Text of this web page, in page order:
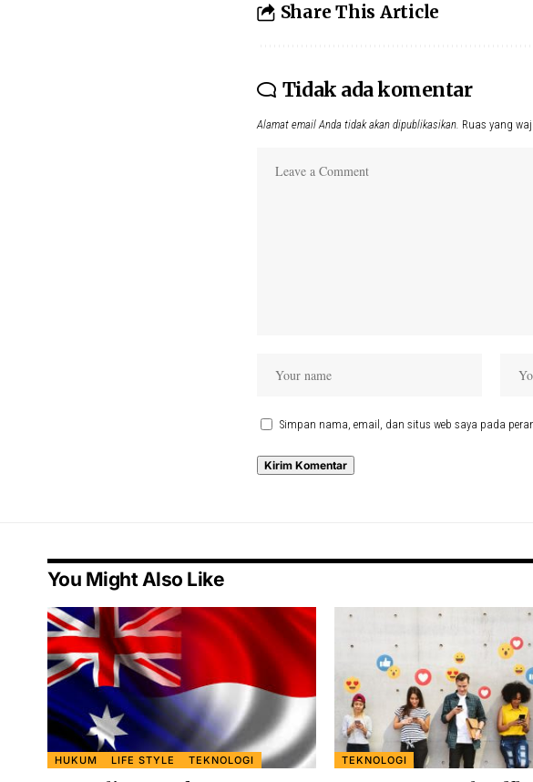
Share This Article
Tidak ada komentar
Alamat email Anda tidak akan dipublikasikan. Ruas yang
Simpan nama, email, dan situs web saya pada
You Might Also Like
HUKUM LIFE STYLE TEKNOLOGI TEKNOLOGI